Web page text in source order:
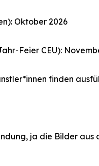
Oktober 2026
Feier CEU):
finden
ja die Bilder aus